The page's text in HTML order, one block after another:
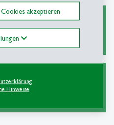
akzeptieren
Hinweise